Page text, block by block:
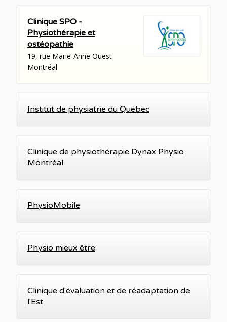
Clinique SPO -
Physiothérapie et
ostéopathie
19, rue Marie-Anne Ouest
Montréal
Institut de physiatrie du Québec
Clinique de physiothérapie Dynax Physio
Montréal
PhysioMobile
Physio mieux être
Clinique d'évaluation et de réadaptation de
l'Est